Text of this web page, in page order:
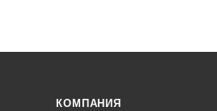
КОМПАНИЯ